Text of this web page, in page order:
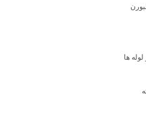
ها